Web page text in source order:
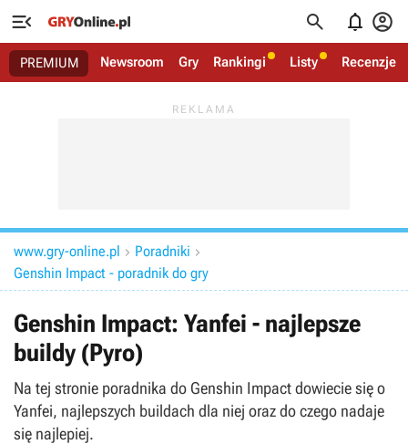
   
PREMIUM Newsroom Gry Rankingi Listy Recenzje
www.gry-online.pl  Poradniki 
Genshin Impact - poradnik do gry
Genshin Impact: Yanfei - najlepsze
buildy (Pyro)
Na tej stronie poradnika do Genshin Impact dowiecie się o
Yanfei, najlepszych buildach dla niej oraz do czego nadaje
się najlepiej.